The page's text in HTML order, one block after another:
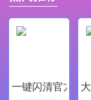
物派安卓版让每
适的体验。
1、修复了bug
一键闪清官方最